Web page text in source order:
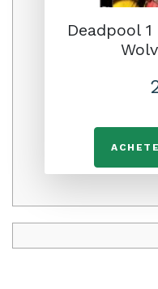
Deadpool